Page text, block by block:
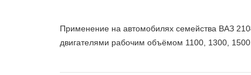
Применение на автомобилях семейства ВАЗ
двигателями рабочим объёмом 1100, 1300, 1500